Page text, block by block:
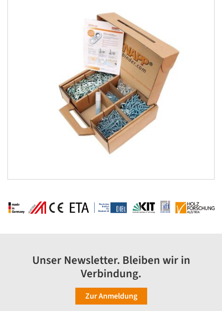
Unser Newsletter. Bleiben wir in
Verbindung.
Zur Anmeldung